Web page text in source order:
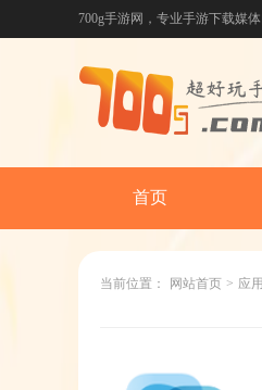
700g手游网，专业手游下载媒体
首页
当前位置： 网站首页 > 应